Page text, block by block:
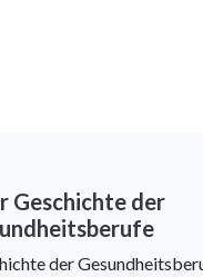
Geschichte der
der